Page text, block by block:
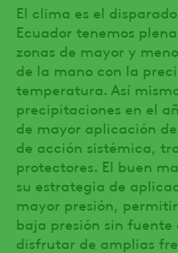
El clima es el
Ecuador tenemos
zonas de mayor y
de la mano con la
temperatura. Así
precipitaciones en el
de mayor aplicación
de acción sistémica,
protectores. El buen
su estrategia de
mayor presión,
baja presión sin fuente
disfrutar de amplias